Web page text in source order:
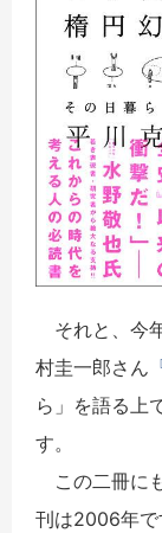
それと、今
村圭一郎さん
ら」を語る上
す。
この二冊に
刊は2006年で